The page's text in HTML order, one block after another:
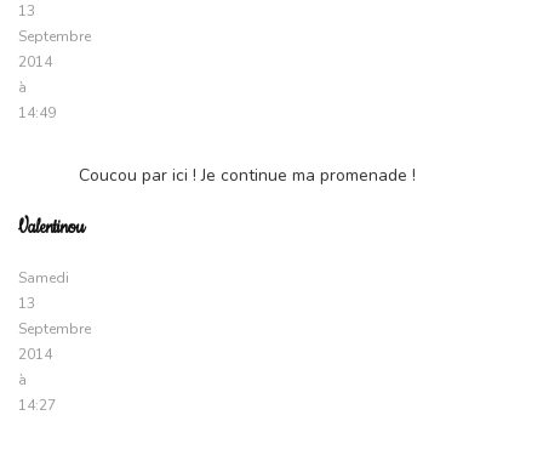
13
Septembre
2014
à
14:49
Valentinou
Samedi
13
Septembre
2014
à
14:27
Coucou par ici ! Je continue ma promenade !